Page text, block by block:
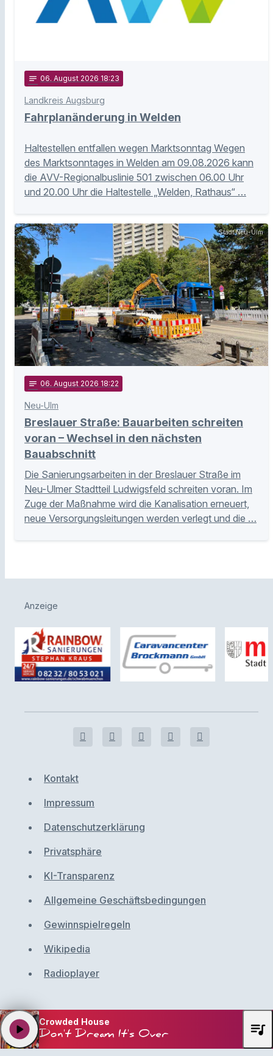
notes 06. August 2026 18:23
Landkreis Augsburg
Fahrplanänderung in Welden
Haltestellen entfallen wegen Marktsonntag Wegen
des Marktsonntages in Welden am 09.08.2026 kann
die AVV-Regionalbuslinie 501 zwischen 06.00 Uhr
und 20.00 Uhr die Haltestelle „Welden, Rathaus“ …
Stadt Neu-Ulm
notes 06. August 2026 18:22
Neu-Ulm
Breslauer Straße: Bauarbeiten schreiten
voran – Wechsel in den nächsten
Bauabschnitt
Die Sanierungsarbeiten in der Breslauer Straße im
Neu-Ulmer Stadtteil Ludwigsfeld schreiten voran. Im
Zuge der Maßnahme wird die Kanalisation erneuert,
neue Versorgungsleitungen werden verlegt und die …
Anzeige
Kontakt
Impressum
Datenschutzerklärung
Privatsphäre
KI-Transparenz
Allgemeine Geschäftsbedingungen
Gewinnspielregeln
Wikipedia
Radioplayer
Crowded House
Don't Dream It's Over
play_arrow queue_music